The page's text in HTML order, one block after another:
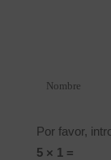
Por favor,
5 × 1 =